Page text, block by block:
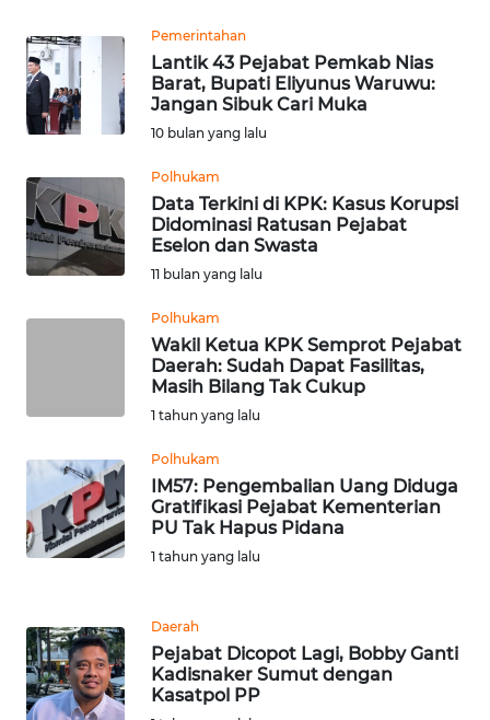
Pemerintahan
Lantik 43 Pejabat Pemkab Nias
Barat, Bupati Eliyunus Waruwu:
Jangan Sibuk Cari Muka
10 bulan yang lalu
Polhukam
Data Terkini di KPK: Kasus Korupsi
Didominasi Ratusan Pejabat
Eselon dan Swasta
11 bulan yang lalu
Polhukam
Wakil Ketua KPK Semprot Pejabat
Daerah: Sudah Dapat Fasilitas,
Masih Bilang Tak Cukup
1 tahun yang lalu
Polhukam
IM57: Pengembalian Uang Diduga
Gratifikasi Pejabat Kementerian
PU Tak Hapus Pidana
1 tahun yang lalu
Daerah
Pejabat Dicopot Lagi, Bobby Ganti
Kadisnaker Sumut dengan
Kasatpol PP
KARIR
DISCLAIMER
Wahana
News
Regional
WN
JABAR
WN
BANTEN
NTT
WN
KEPRI